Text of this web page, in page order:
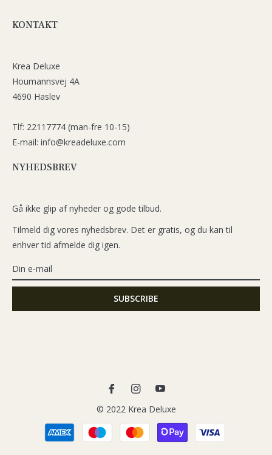
KONTAKT
Krea Deluxe
Houmannsvej 4A
4690 Haslev
Tlf: 22117774 (man-fre 10-15)
E-mail: info@kreadeluxe.com
NYHEDSBREV
Gå ikke glip af nyheder og gode tilbud.
Tilmeld dig vores nyhedsbrev. Det er gratis, og du kan til
enhver tid afmelde dig igen.
Ins
You
© 2022 Krea Deluxe